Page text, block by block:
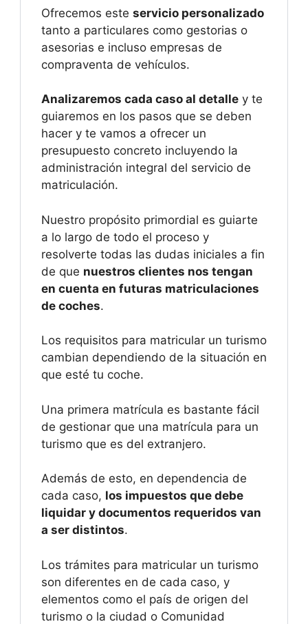
Ofrecemos este servicio personalizado
tanto a particulares como gestorias o
asesorias e incluso empresas de
compraventa de vehículos.
Analizaremos cada caso al detalle y te
guiaremos en los pasos que se deben
hacer y te vamos a ofrecer un
presupuesto concreto incluyendo la
administración integral del servicio de
matriculación.
Nuestro propósito primordial es guiarte
a lo largo de todo el proceso y
resolverte todas las dudas iniciales a fin
de que nuestros clientes nos tengan
en cuenta en futuras matriculaciones
de coches.
Los requisitos para matricular un turismo
cambian dependiendo de la situación en
que esté tu coche.
Una primera matrícula es bastante fácil
de gestionar que una matrícula para un
turismo que es del extranjero.
Además de esto, en dependencia de
cada caso, los impuestos que debe
liquidar y documentos requeridos van
a ser distintos.
Los trámites para matricular un turismo
son diferentes en de cada caso, y
elementos como el país de origen del
turismo o la ciudad o Comunidad